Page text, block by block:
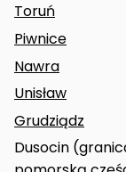
Toruń
Piwnice
Nawra
Unisław
Grudziądz
Dusocin